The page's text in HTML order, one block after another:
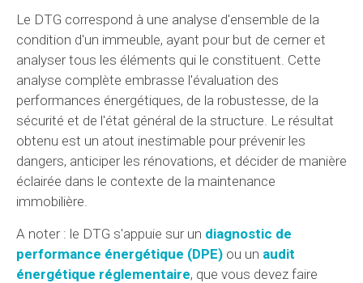
Le DTG correspond à une analyse d'ensemble de la
condition d'un immeuble, ayant pour but de cerner et
analyser tous les éléments qui le constituent. Cette
analyse complète embrasse l'évaluation des
performances énergétiques, de la robustesse, de la
sécurité et de l'état général de la structure. Le résultat
obtenu est un atout inestimable pour prévenir les
dangers, anticiper les rénovations, et décider de manière
éclairée dans le contexte de la maintenance
immobilière.
A noter : le DTG s'appuie sur un diagnostic de
performance énergétique (DPE) ou un audit
énergétique réglementaire, que vous devez faire